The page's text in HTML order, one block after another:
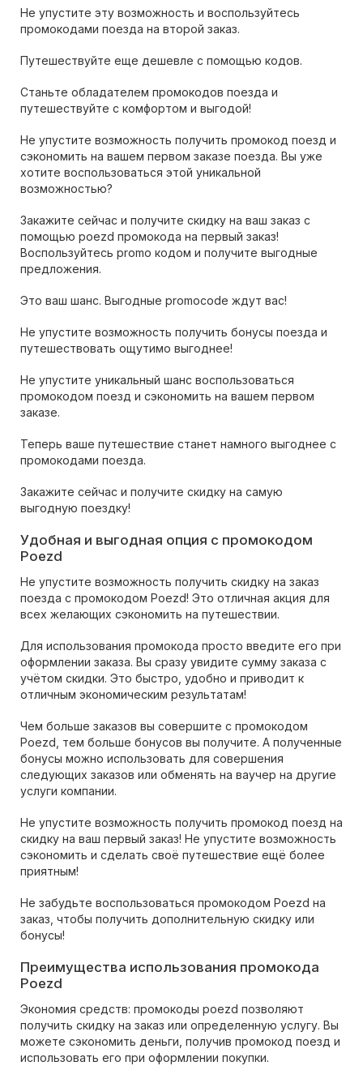
Не упустите эту возможность и воспользуйтесь
промокодами поезда на второй заказ.
Путешествуйте еще дешевле с помощью кодов.
Станьте обладателем промокодов поезда и
путешествуйте с комфортом и выгодой!
Не упустите возможность получить промокод поезд и
сэкономить на вашем первом заказе поезда. Вы уже
хотите воспользоваться этой уникальной
возможностью?
Закажите сейчас и получите скидку на ваш заказ с
помощью poezd промокода на первый заказ!
Воспользуйтесь promo кодом и получите выгодные
предложения.
Это ваш шанс. Выгодные promocode ждут вас!
Не упустите возможность получить бонусы поезда и
путешествовать ощутимо выгоднее!
Не упустите уникальный шанс воспользоваться
промокодом поезд и сэкономить на вашем первом
заказе.
Теперь ваше путешествие станет намного выгоднее с
промокодами поезда.
Закажите сейчас и получите скидку на самую
выгодную поездку!
Удобная и выгодная опция с промокодом
Poezd
Не упустите возможность получить скидку на заказ
поезда с промокодом Poezd! Это отличная акция для
всех желающих сэкономить на путешествии.
Для использования промокода просто введите его при
оформлении заказа. Вы сразу увидите сумму заказа с
учётом скидки. Это быстро, удобно и приводит к
отличным экономическим результатам!
Чем больше заказов вы совершите с промокодом
Poezd, тем больше бонусов вы получите. А полученные
бонусы можно использовать для совершения
следующих заказов или обменять на ваучер на другие
услуги компании.
Не упустите возможность получить промокод поезд на
скидку на ваш первый заказ! Не упустите возможность
сэкономить и сделать своё путешествие ещё более
приятным!
Не забудьте воспользоваться промокодом Poezd на
заказ, чтобы получить дополнительную скидку или
бонусы!
Преимущества использования промокода
Poezd
Экономия средств: промокоды poezd позволяют
получить скидку на заказ или определенную услугу. Вы
можете сэкономить деньги, получив промокод поезд и
использовать его при оформлении покупки.